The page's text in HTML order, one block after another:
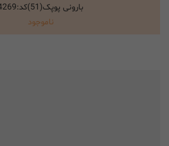
انتخاب گزینه ها
بارونی پوپک(51)کد:4269
ناموجود